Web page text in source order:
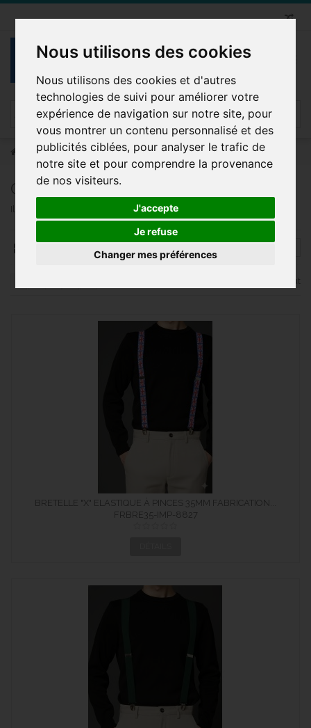
Nous utilisons des cookies
Nous utilisons des cookies et d'autres
technologies de suivi pour améliorer votre
expérience de navigation sur notre site, pour
vous montrer un contenu personnalisé et des
publicités ciblées, pour analyser le trafic de
notre site et pour comprendre la provenance
de nos visiteurs.
J'accepte
Je refuse
Changer mes préférences
Bretelle Genre
GENRE
Il y a 83 produits.
Afficher tout
BRETELLE "X" ELASTIQUE À PINCES 35MM FABRICATION...
FRBRE35-IMP-8827